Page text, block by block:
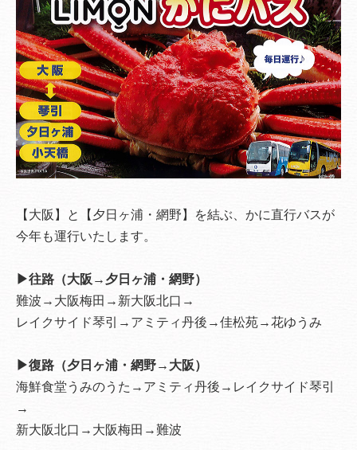
【大阪】と【夕日ヶ浦・網野】を結ぶ、かに直行バスが
今年も運行いたします。
▶往路（大阪→夕日ヶ浦・網野）
難波→大阪梅田→新大阪北口→
レイクサイド琴引→アミティ丹後→佳松苑→花ゆうみ
▶復路（夕日ヶ浦・網野→大阪）
海鮮食堂うみのうた→アミティ丹後→レイクサイド琴引
→
新大阪北口→大阪梅田→難波